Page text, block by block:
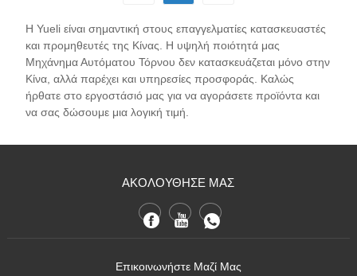
Η Yueli είναι σημαντική στους επαγγελματίες κατασκευαστές
και προμηθευτές της Κίνας. Η υψηλή ποιότητά μας
Μηχάνημα Αυτόματου Τόρνου δεν κατασκευάζεται μόνο στην
Κίνα, αλλά παρέχει και υπηρεσίες προσφοράς. Καλώς
ήρθατε στο εργοστάσιό μας για να αγοράσετε προϊόντα και
να σας δώσουμε μια λογική τιμή.
ΑΚΟΛΟΥΘΗΣΕ ΜΑΣ
Επικοινωνήστε Μαζί Μας